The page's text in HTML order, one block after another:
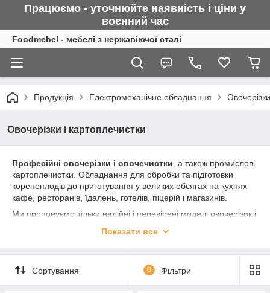
Працюємо - уточнюйте наявність і ціни у
воєнний час
Foodmebel - мебелі з нержавіючої сталі
Продукція Електромеханічне обладнання
Овочерізки і картоплечистки
Професійні овочерізки і овочечистки , а також промислові
картоплечистки. Обладнання для обробки та підготовки
коренеплодів до приготування у великих обсягах на кухнях
кафе, ресторанів, їдалень, готелів, піцерій і магазинів.
Ми пропонуємо тільки надійні і перевірені моделі овочерізок і
переробки овочів відрізняються потужністю і продуктивність,
вимог кухаря.
Купити овочерізку або картофелечисткуможна
Показати все
Сортування 0 Фільтри